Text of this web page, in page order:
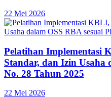
22 Mei 2026
Pelatihan Implementasi
Standar, dan Izin Usaha
No. 28 Tahun 2025
22 Mei 2026